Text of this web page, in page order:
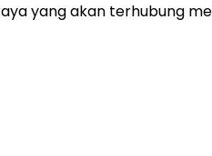
yang akan terhubung